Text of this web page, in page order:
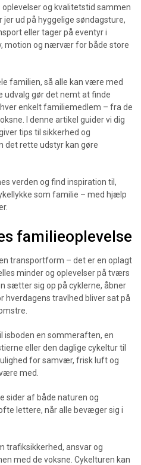
og kvalitetstid sammen
ud på hyggelige søndagsture,
eller tager på eventyr i
motion og nærvær for både store
familien, så alle kan være med
udvalg gør det nemt at finde
enkelt familiemedlem – fra de
I denne artikel guider vi dig
tips til sikkerhed og
det rette udstyr kan gøre
verden og find inspiration til,
som familie – med hjælp
familieoplevelse
transportform – det er en oplagt
minder og oplevelser på tværs
sætter sig op på cyklerne, åbner
hverdagens travlhed bliver sat på
isboden en sommeraften, en
eller den daglige cykeltur til
for samvær, frisk luft og
med.
sider af både naturen og
lettere, når alle bevæger sig i
trafiksikkerhed, ansvar og
med de voksne. Cykelturen kan